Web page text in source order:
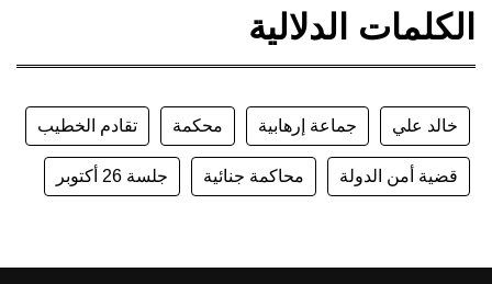
الكلمات الدلالية
خالد علي جماعة إرهابية محكمة تقادم الخطيب
قضية أمن الدولة محاكمة جنائية جلسة 26 أكتوبر